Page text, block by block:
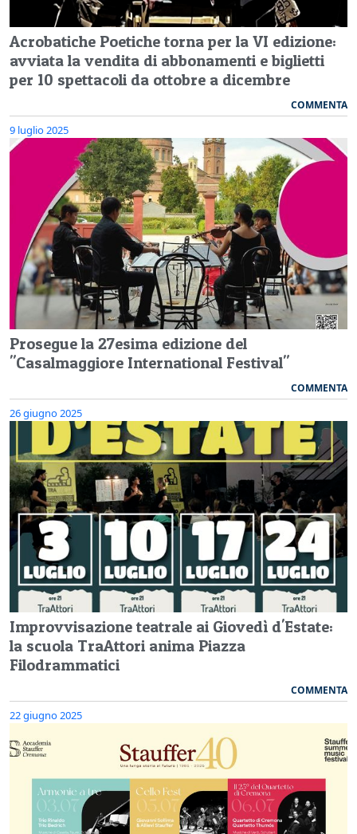
Acrobatiche Poetiche torna per la VI edizione:
avviata la vendita di abbonamenti e biglietti
per 10 spettacoli da ottobre a dicembre
COMMENTA
9 luglio 2025
Prosegue la 27esima edizione del
"Casalmaggiore International Festival"
COMMENTA
26 giugno 2025
Improvvisazione teatrale ai Giovedì d'Estate:
la scuola TraAttori anima Piazza
Filodrammatici
COMMENTA
22 giugno 2025